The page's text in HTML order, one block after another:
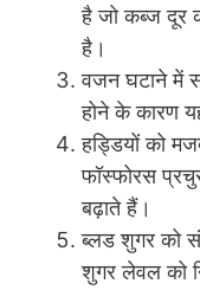
है जो कब्ज दूर
है।
वजन घटाने में
होने के कारण
हड्डियों को
फॉस्फोरस
बढ़ाते हैं।
ब्लड शुगर को
शुगर लेवल को